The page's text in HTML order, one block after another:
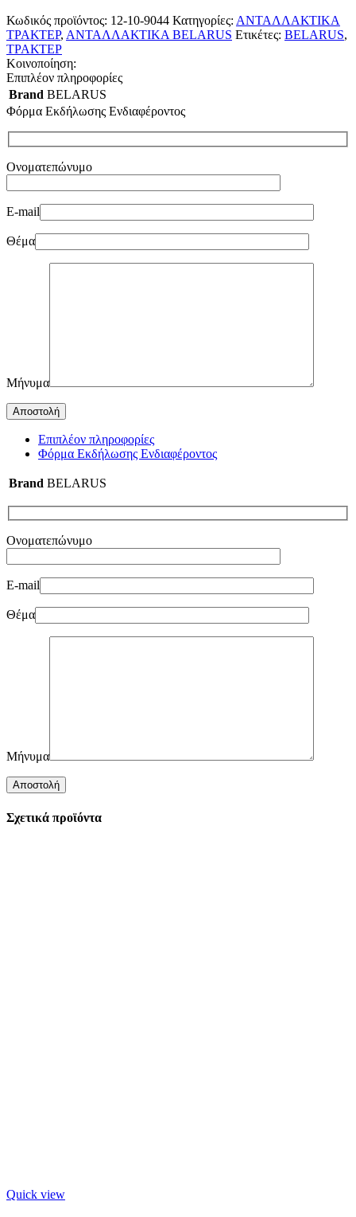
Κωδικός προϊόντος: 12-10-9044 Κατηγορίες: ΑΝΤΑΛΛΑΚΤΙΚΑ
ΤΡΑΚΤΕΡ, ΑΝΤΑΛΛΑΚΤΙΚΑ BELARUS Ετικέτες: BELARUS,
ΤΡΑΚΤΕΡ
Κοινοποίηση:
Επιπλέον πληροφορίες
Brand BELARUS
Φόρμα Εκδήλωσης Ενδιαφέροντος
Ονοματεπώνυμο
E-mail
Θέμα
Μήνυμα
Επιπλέον πληροφορίες
Φόρμα Εκδήλωσης Ενδιαφέροντος
Brand BELARUS
Ονοματεπώνυμο
E-mail
Θέμα
Μήνυμα
Σχετικά προϊόντα
Quick view